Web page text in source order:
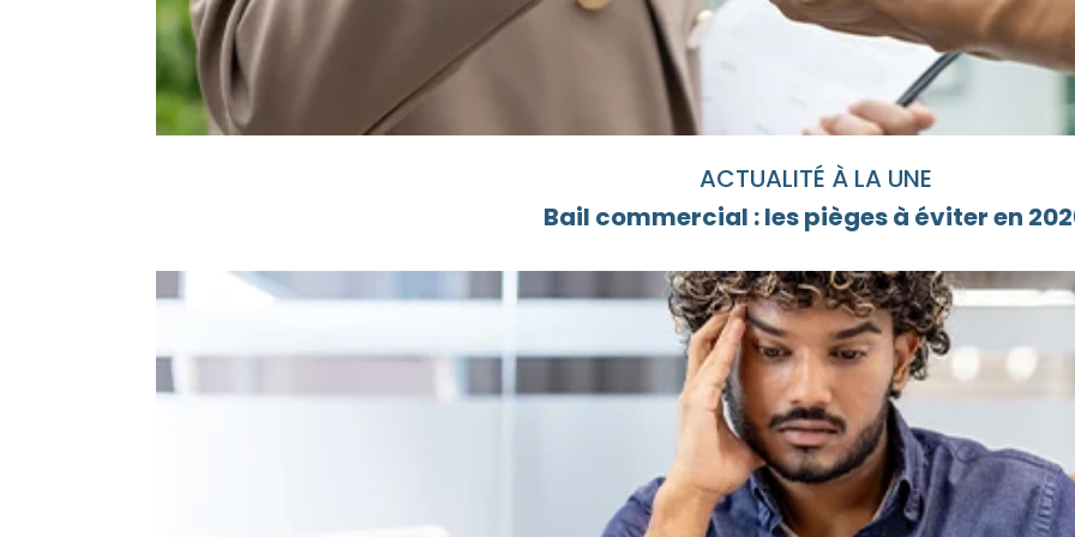
ACTUALITÉ À LA UNE
Bail commercial : les pièges à éviter en